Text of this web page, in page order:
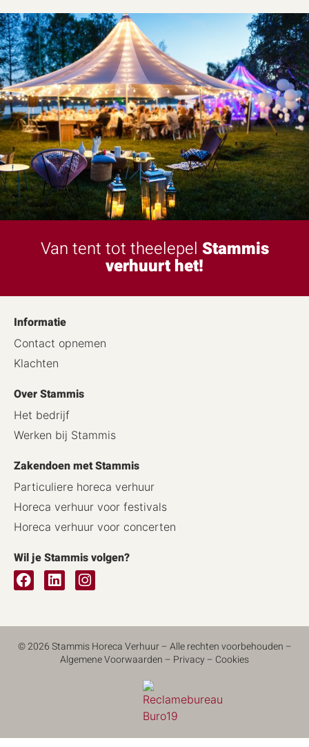
Van tent tot theelepel Stammis
verhuurt het!
Informatie
Contact opnemen
Klachten
Over Stammis
Het bedrijf
Werken bij Stammis
Zakendoen met Stammis
Particuliere horeca verhuur
Horeca verhuur voor festivals
Horeca verhuur voor concerten
Wil je Stammis volgen?
© 2026 Stammis Horeca Verhuur – Alle rechten voorbehouden –
Algemene Voorwaarden– Privacy– Cookies